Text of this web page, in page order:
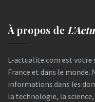
À propos de
L-actualite.com est votre
France et dans le monde.
informations dans les
la technologie, la